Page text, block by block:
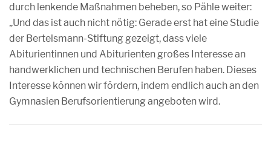
durch lenkende Maßnahmen beheben, so Pähle weiter:
„Und das ist auch nicht nötig: Gerade erst hat eine Studie
der Bertelsmann-Stiftung gezeigt, dass viele
Abiturientinnen und Abiturienten großes Interesse an
handwerklichen und technischen Berufen haben. Dieses
Interesse können wir fördern, indem endlich auch an den
Gymnasien Berufsorientierung angeboten wird.